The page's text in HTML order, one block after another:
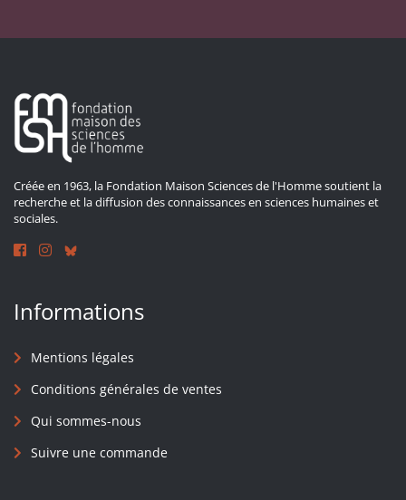
Créée en 1963, la Fondation Maison Sciences de l'Homme soutient la
recherche et la diffusion des connaissances en sciences humaines et
sociales.
Informations
Mentions légales
Conditions générales de ventes
Qui sommes-nous
Suivre une commande